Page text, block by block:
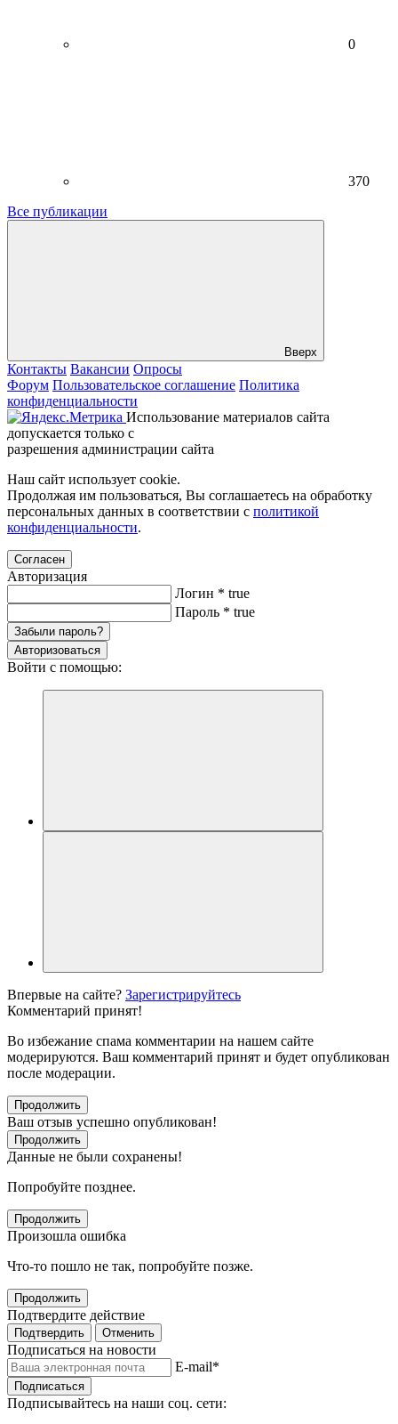
0
370
Все публикации
Вверх
Контакты Вакансии Опросы
Форум Пользовательское соглашение Политика
конфиденциальности
Использование материалов сайта
допускается только с
разрешения администрации сайта
Наш сайт использует cookie.
Продолжая им пользоваться, Вы соглашаетесь на обработку
персональных данных в соответствии с политикой
конфиденциальности.
Согласен
Авторизация
Логин * true
Пароль * true
Забыли пароль?
Авторизоваться
Войти с помощью:
Впервые на сайте? Зарегистрируйтесь
Комментарий принят!
Во избежание спама комментарии на нашем сайте
модерируются. Ваш комментарий принят и будет опубликован
после модерации.
Продолжить
Ваш отзыв успешно опубликован!
Продолжить
Данные не были сохранены!
Попробуйте позднее.
Продолжить
Произошла ошибка
Что-то пошло не так, попробуйте позже.
Продолжить
Подтвердите действие
Подтвердить Отменить
Подписаться на новости
E-mail*
Подписаться
Подписывайтесь на наши соц. сети: